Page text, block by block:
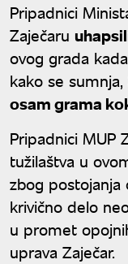
Pripadnici
Zaječaru
ovog grada
kako se sumnja,
osam grama
Pripadnici MUP
tužilaštva u
zbog postojanja
krivično delo
u promet
uprava Zaječar.